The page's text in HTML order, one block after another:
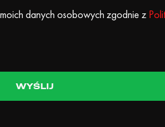
danych osobowych zgodnie z